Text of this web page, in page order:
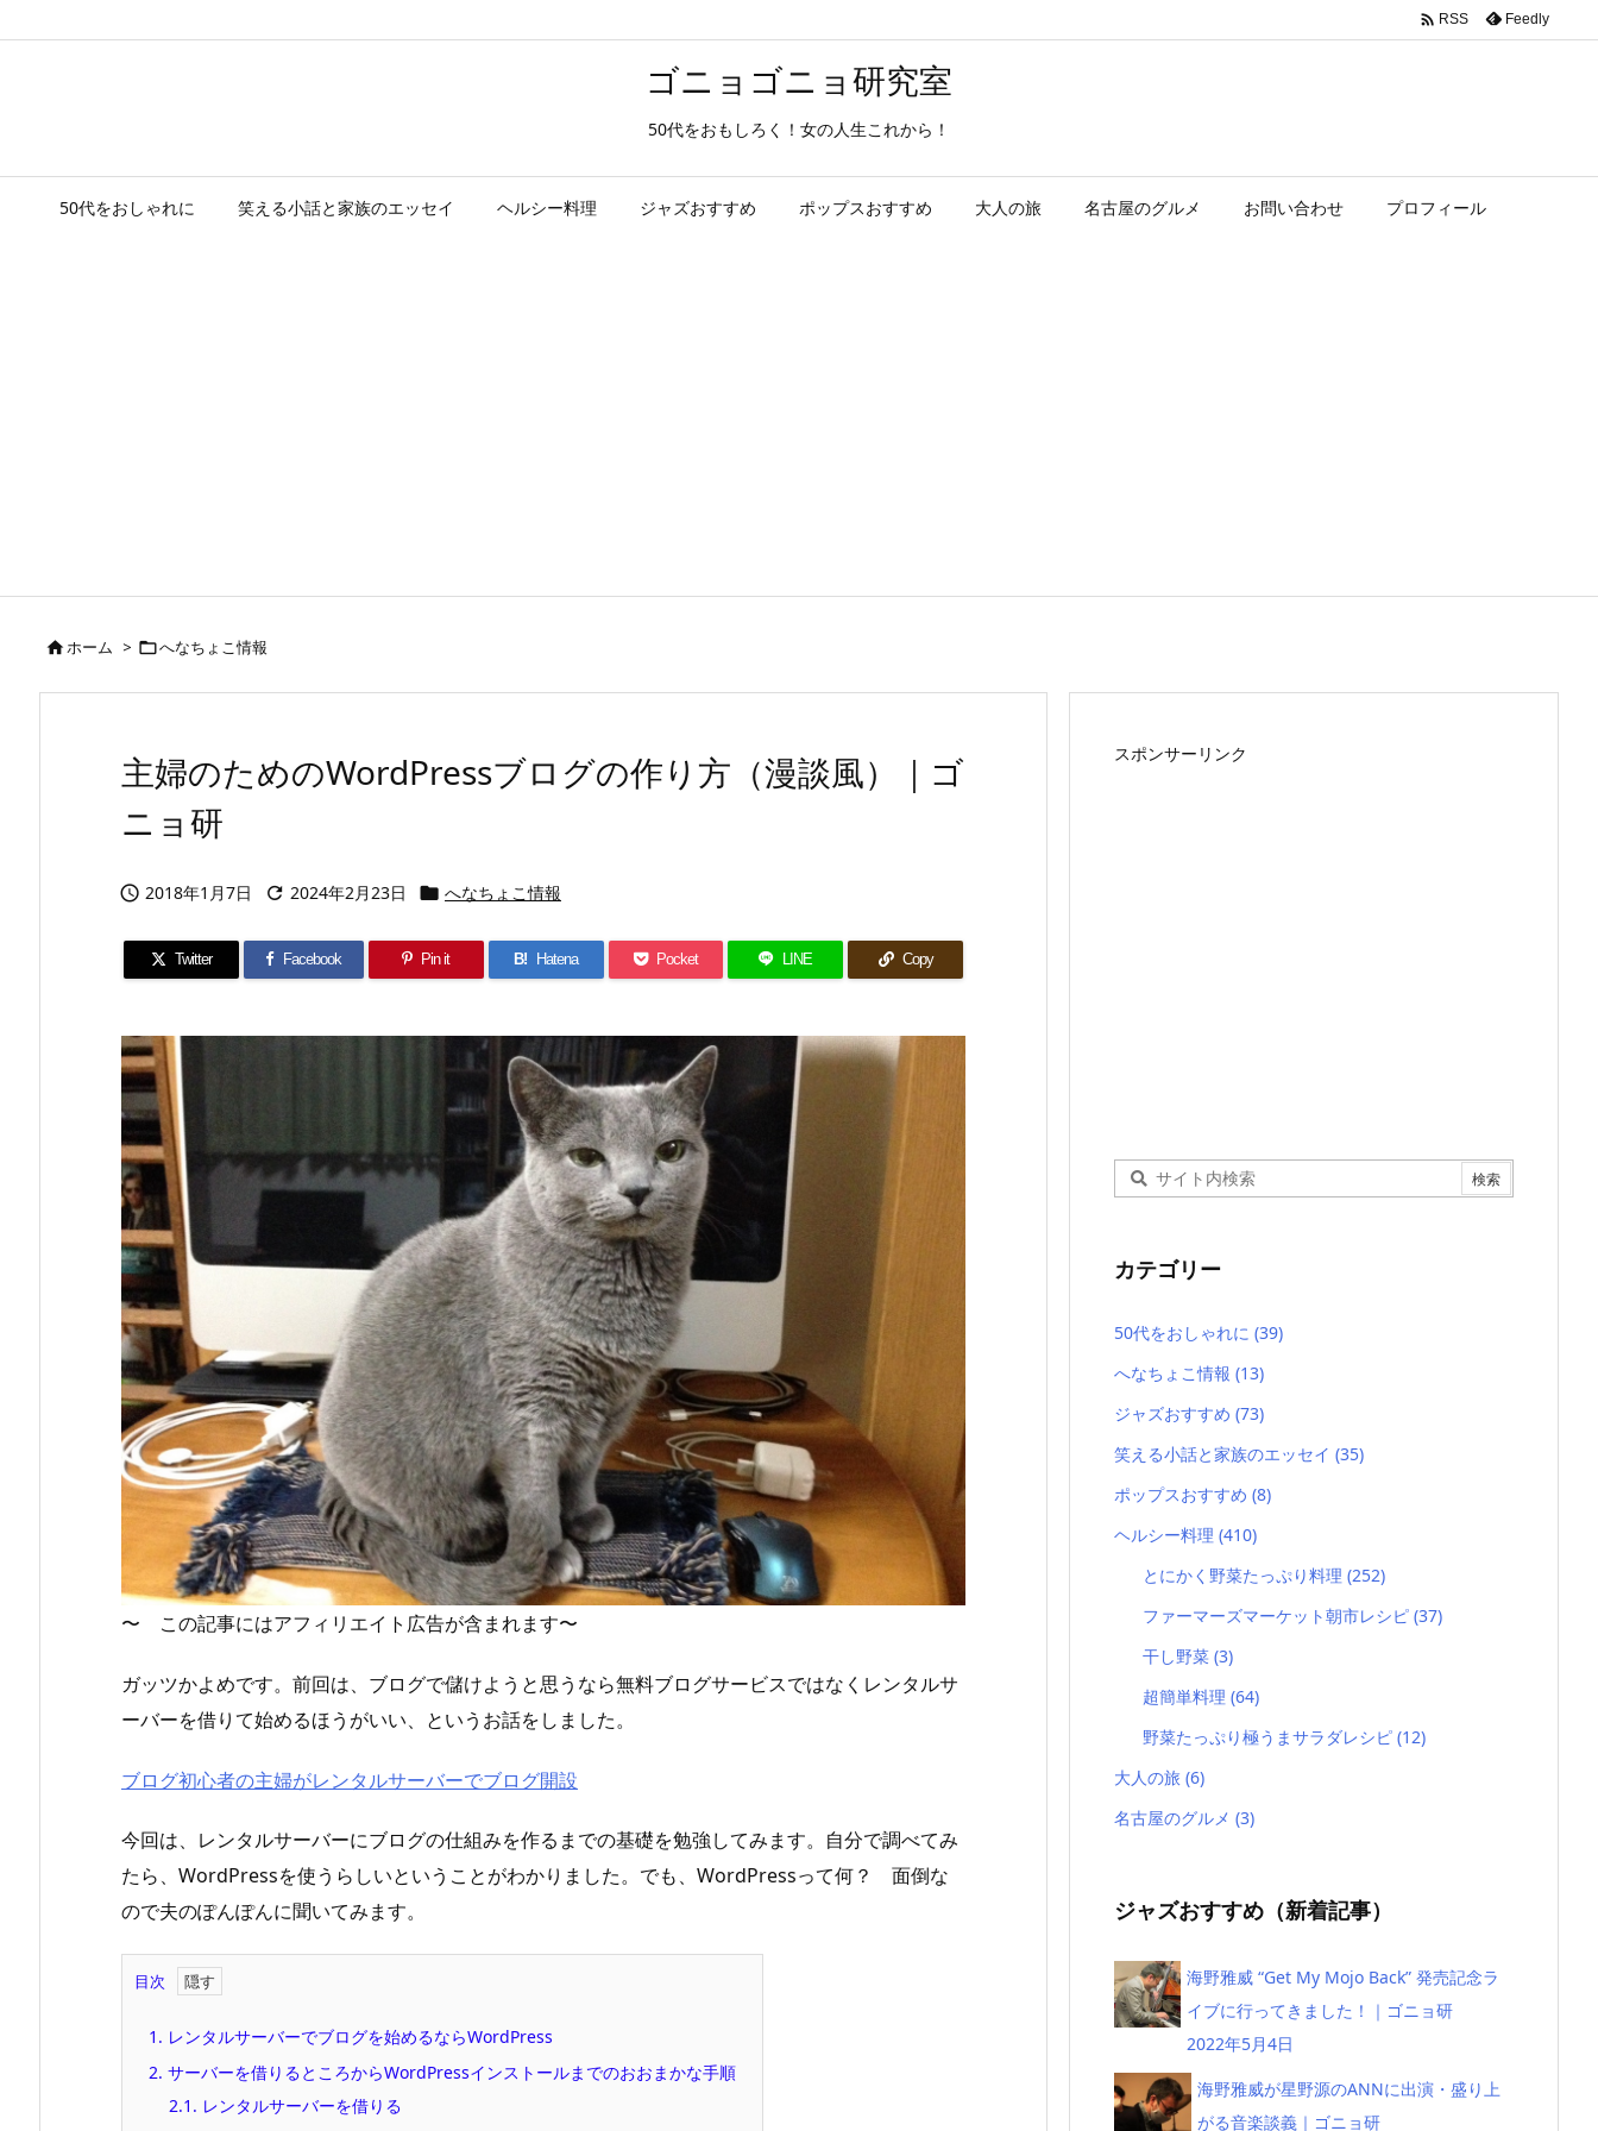
ゴニョゴニョ研究室
50代をおもしろく！女の人生これから！
50代をおしゃれに 笑える小話と家族のエッセイ ヘルシー料理 ジャズおすすめ ポップスおすすめ 大人の旅 名古屋のグルメ お問い合わせ プロフィール
 RSS Feedly
ホーム > へなちょこ情報
主婦のためのWordPressブログの作り方（漫談風）｜ゴ
ニョ研
 2018年1月7日  2024年2月23日  へなちょこ情報
Twitter Facebook Pin it B! Hatena Pocket LINE Copy
〜 この記事にはアフィリエイト広告が含まれます〜
ガッツかよめです。前回は、ブログで儲けようと思うなら無料ブログサービスではなくレンタルサ
ーバーを借りて始めるほうがいい、というお話をしました。
ブログ初心者の主婦がレンタルサーバーでブログ開設
今回は、レンタルサーバーにブログの仕組みを作るまでの基礎を勉強してみます。自分で調べてみ
たら、WordPressを使うらしいということがわかりました。でも、WordPressって何？ 面倒な
ので夫のぽんぽんに聞いてみます。
目次
1. レンタルサーバーでブログを始めるならWordPress
2. サーバーを借りるところからWordPressインストールまでのおおまかな手順
2.1. レンタルサーバーを借りる
スポンサーリンク
カテゴリー
50代をおしゃれに (39)
へなちょこ情報 (13)
ジャズおすすめ (73)
笑える小話と家族のエッセイ (35)
ポップスおすすめ (8)
ヘルシー料理 (410)
とにかく野菜たっぷり料理(252)
ファーマーズマーケット朝市レシピ(37)
干し野菜(3)
超簡単料理(64)
野菜たっぷり極うまサラダレシピ(12)
大人の旅 (6)
名古屋のグルメ (3)
ジャズおすすめ（新着記事）
海野雅威 “Get My Mojo Back” 発売記念ラ
イブに行ってきました！｜ゴニョ研
2022年5月4日
海野雅威が星野源のANNに出演・盛り上
がる音楽談義｜ゴニョ研